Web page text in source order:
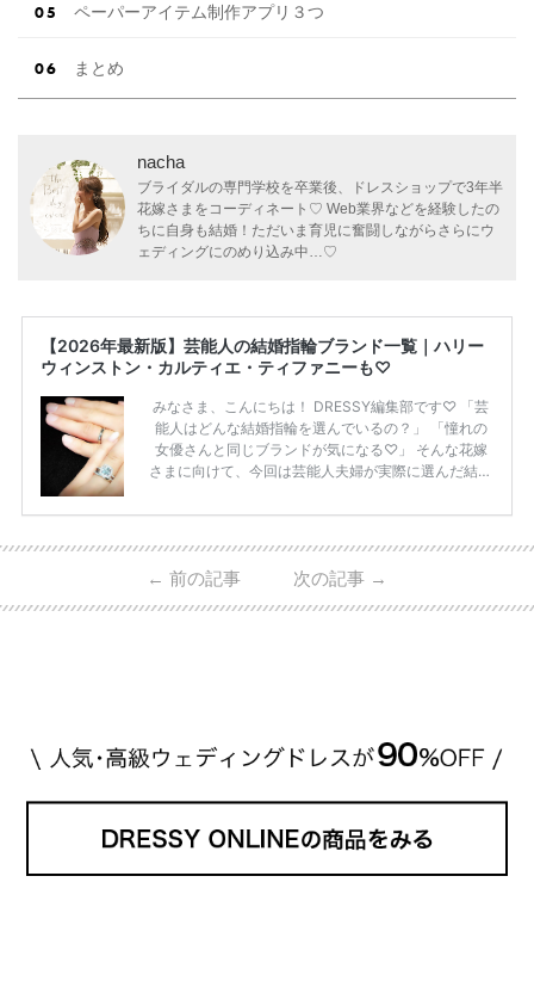
ペーパーアイテム制作アプリ３つ
まとめ
nacha
ブライダルの専門学校を卒業後、ドレスショップで3年半
花嫁さまをコーディネート♡ Web業界などを経験したの
ちに自身も結婚！ただいま育児に奮闘しながらさらにウ
ェディングにのめり込み中…♡
【2026年最新版】芸能人の結婚指輪ブランド一覧｜ハリー
ウィンストン・カルティエ・ティファニーも♡
みなさま、こんにちは！ DRESSY編集部です♡ 「芸
能人はどんな結婚指輪を選んでいるの？」 「憧れの
女優さんと同じブランドが気になる♡」 そんな花嫁
さまに向けて、今回は芸能人夫婦が実際に選んだ結婚
ーウィンストンやカルティエ、ティファニーなど世界
日本で人気のブランドまで幅広くご紹介。 さらに、
・愛用している芸能人夫婦 ・リングの特徴や魅力 ・
← 前の記事 次の記事 →